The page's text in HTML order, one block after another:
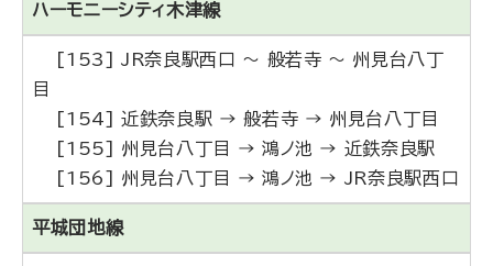
ハーモニーシティ木津線
[153] JR奈良駅西口 ～ 般若寺 ～ 州見台八丁
目
[154] 近鉄奈良駅 → 般若寺 → 州見台八丁目
[155] 州見台八丁目 → 鴻ノ池 → 近鉄奈良駅
[156] 州見台八丁目 → 鴻ノ池 → JR奈良駅西口
平城団地線